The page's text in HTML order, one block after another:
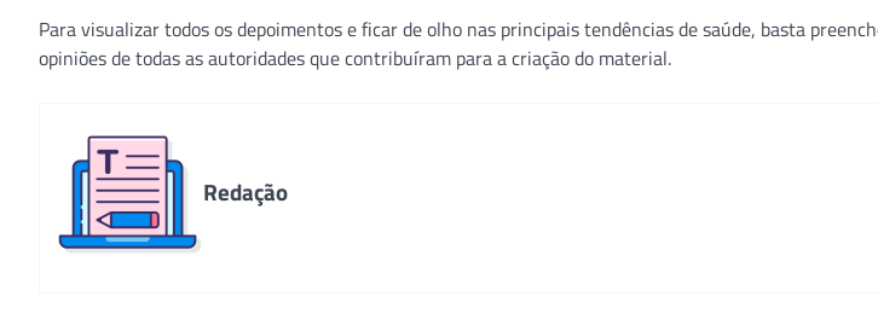
Para visualizar todos os depoimentos e ficar de olho nas principais tendências de saúde, basta
opiniões de todas as autoridades que contribuíram para a criação do material.
Redação